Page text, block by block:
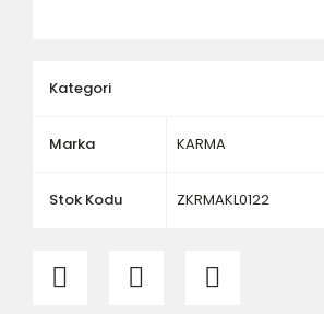
Kategori
Marka KARMA
Stok Kodu ZKRMAKL0122